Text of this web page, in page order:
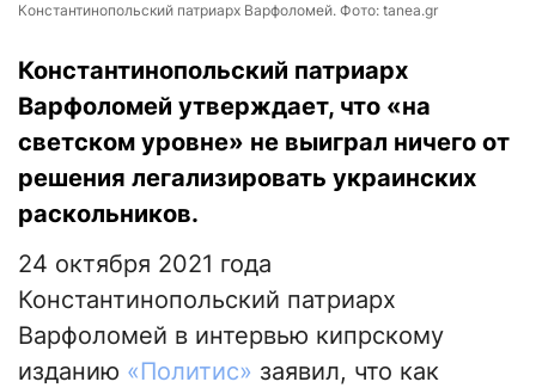
Константинопольский патриарх Варфоломей. Фото: tanea.gr
Константинопольский патриарх
Варфоломей утверждает, что «на
светском уровне» не выиграл ничего от
решения легализировать украинских
раскольников.
24 октября 2021 года
Константинопольский патриарх
Варфоломей в интервью кипрскому
изданию «Политис» заявил, что как